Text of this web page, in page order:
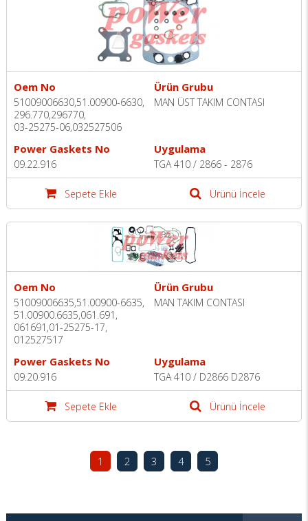
Oem No
51009006630,51.00900-6630,
296.770,296770,
03-25275-06,032527506
Ürün Grubu
MAN ÜST TAKIM CONTASI
Power Gaskets No
09.22.916
Uygulama
TGA 410 / 2866 - 2876
Sepete Ekle Ürünü İncele
Oem No
51009006635,51.00900-6635,
51.00900.6635,061.691,
061691,01-25275-17,
012527517
Ürün Grubu
MAN TAKIM CONTASI
Power Gaskets No
09.20.916
Uygulama
TGA 410 / D2866 D2876
Sepete Ekle Ürünü İncele
1 2 3 4 5